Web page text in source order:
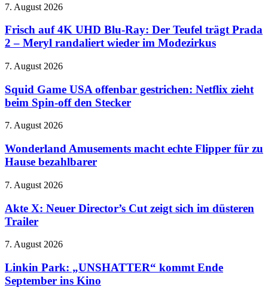
–
ordnet
Änderungen
Facebook
Instagram
an
Frisch
4K
UHD
Blu-
Der
trägt
Prada
–
randaliert
wieder
im
7. August 2026
Frisch auf 4K UHD Blu-Ray: Der Teufel trägt Prada
2 – Meryl randaliert wieder im Modezirkus
Squid
USA
offenbar
gestrichen:
zieht
Spin-
off
Stecker
7. August 2026
Squid Game USA offenbar gestrichen: Netflix zieht
beim Spin-off den Stecker
Wonderland
macht
echte
Flipper
zu
bezahlbarer
7. August 2026
Wonderland Amusements macht echte Flipper für zu
Hause bezahlbarer
Akte
Neuer
Director’s
Cut
sich
düsteren
Trailer
7. August 2026
Akte X: Neuer Director’s Cut zeigt sich im düsteren
Trailer
Linkin
„UNSHATTER“
kommt
Ende
7. August 2026
Linkin Park: „UNSHATTER“ kommt Ende
September ins Kino